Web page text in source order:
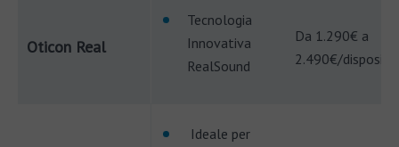
Oticon Real
Tecnologia
Innovativa
RealSound
Da 1.290€ a
2.490€/
Ideale per